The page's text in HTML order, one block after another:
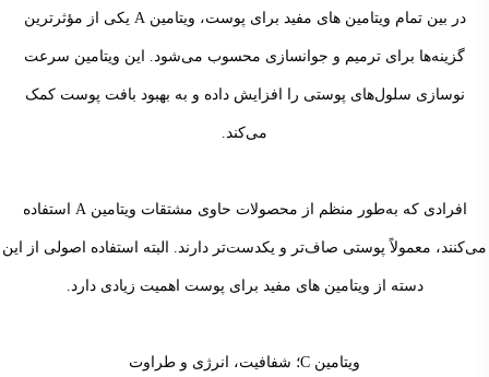
در بین تمام ویتامین های مفید برای پوست، ویتامین A یکی از مؤثرترین
گزینه‌ها برای ترمیم و جوانسازی محسوب می‌شود. این ویتامین سرعت
نوسازی سلول‌های پوستی را افزایش داده و به بهبود بافت پوست کمک
می‌کند.
افرادی که به‌طور منظم از محصولات حاوی مشتقات ویتامین A استفاده
می‌کنند، معمولاً پوستی صاف‌تر و یکدست‌تر دارند. البته استفاده اصولی از این
دسته از ویتامین های مفید برای پوست اهمیت زیادی دارد.
ویتامین C؛ شفافیت، انرژی و طراوت